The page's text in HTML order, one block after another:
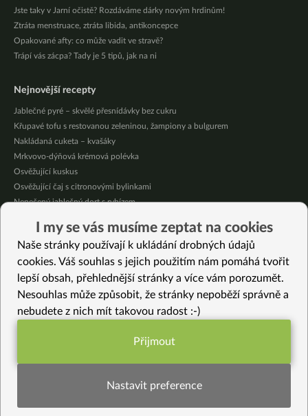
Jste taky v Jarní očistě? Rozdáváme dárky novým hrdinům!
Ztráta menstruace, ztráta libida, antikoncepce
Opakované afty: co může vadit ve stravě?
Trápí vás zácpa? Tady je 5 tipů, jak na ni
Nejnovější recepty
Jablečné pyré – skvělé přesnídávky bez cukru
Křupavé tofu s restovanou zeleninou, žampiony a bulgurem
Nakládaná cuketa – kvašáky
Mrkvovo-dýňová krémová polévka
Osvěžující kuskus
Osvěžující čaj s citronovými bylinkami
Nepečený jablečný dort s rybízem
Meruňky a jablka v citrónovém želé
Krémová zeleninová polévka s koprem a vločkami
Vybrané recepty
“Majonéza” z červené čočky
Jemný dýňový krém s pikantními žampiony
Cizrnové kari pro chladné dny
I my se vás musíme zeptat na cookies
Naše stránky používají k ukládání drobných údajů
cookies. Váš souhlas s jejich použitím nám pomáhá tvořit
lepší obsah, přehlednější stránky a více vám porozumět.
Nesouhlas může způsobit, že stránky nepoběží správně a
nebudete z nich mít takovou radost :-)
Funkční nastavení potřebujeme (vždy
Přijmout
Nastavit preference